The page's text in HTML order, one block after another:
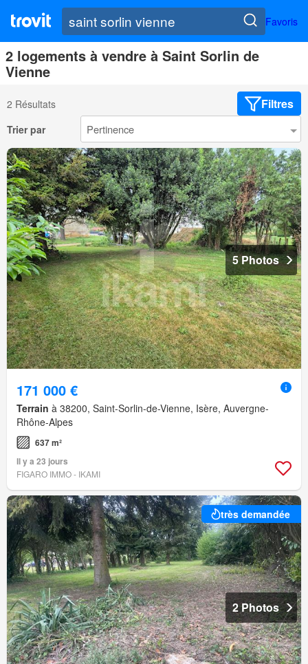
Favoris
2 logements à vendre à Saint Sorlin de
Vienne
2 Résultats Filtres
Trier par
5 Photos
171 000 €
Terrain à 38200, Saint-Sorlin-de-Vienne, Isère, Auvergne-
Rhône-Alpes
637 m²
Il y a 23 jours
FIGARO IMMO - IKAMI
très demandée
2 Photos